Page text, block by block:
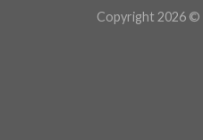
Copyright 2026 ©